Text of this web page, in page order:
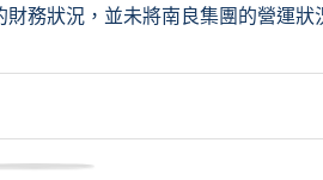
務狀況，並未將南良集團的營運狀